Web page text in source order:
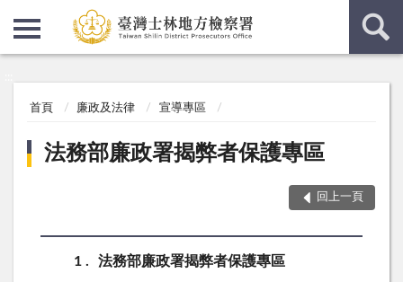
首頁 廉政及法律 宣導專區
法務部廉政署揭弊者保護專區
回上一頁
1 法務部廉政署揭弊者保護專區